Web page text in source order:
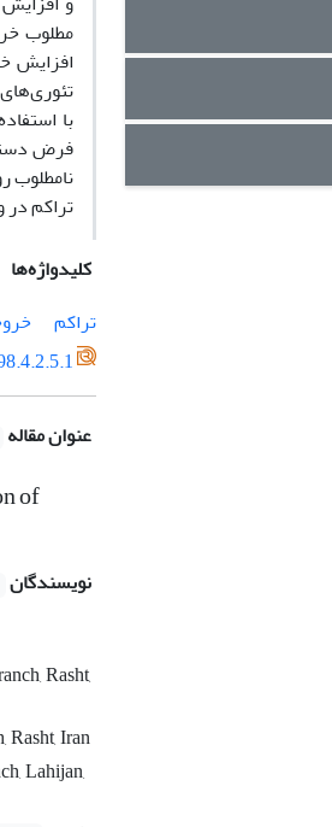
مطلوب
افزایش
با
فرض
نامطلوب
تراکم
کلیدواژه‌ها
تراکم
عنوان مقاله
of
نویسندگان
Rasht,
Rasht, Iran
Lahijan,